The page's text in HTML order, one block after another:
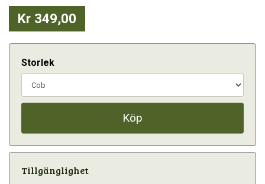
Kr 349,00
Storlek
Köp
Tillgänglighet